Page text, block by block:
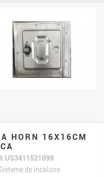
HORN 16X16CM
US3411521099
de incalzire